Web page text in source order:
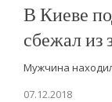
В Киеве
сбежал из
Мужчина
07.12.2018